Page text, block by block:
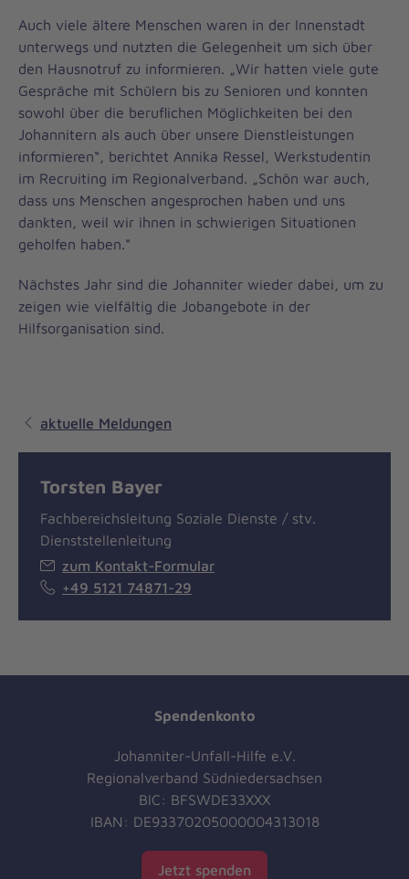
Auch viele ältere Menschen waren in der Innenstadt
unterwegs und nutzten die Gelegenheit um sich über
den Hausnotruf zu informieren. „Wir hatten viele gute
Gespräche mit Schülern bis zu Senioren und konnten
sowohl über die beruflichen Möglichkeiten bei den
Johannitern als auch über unsere Dienstleistungen
informieren“, berichtet Annika Ressel, Werkstudentin
im Recruiting im Regionalverband. „Schön war auch,
dass uns Menschen angesprochen haben und uns
dankten, weil wir ihnen in schwierigen Situationen
geholfen haben.“
Nächstes Jahr sind die Johanniter wieder dabei, um zu
zeigen wie vielfältig die Jobangebote in der
Hilfsorganisation sind.
aktuelle Meldungen
Torsten Bayer
Fachbereichsleitung Soziale Dienste / stv.
Dienststellenleitung
zum Kontakt-Formular
+49 5121 74871-29
Spendenkonto
Johanniter-Unfall-Hilfe e.V.
Regionalverband Südniedersachsen
BIC: BFSWDE33XXX
IBAN: DE93370205000004313018
Jetzt spenden